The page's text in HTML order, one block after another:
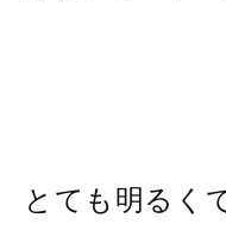
とても明るく